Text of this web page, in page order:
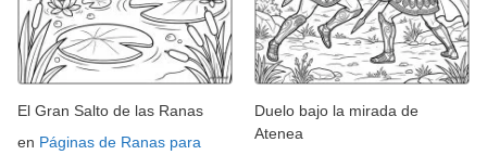
El Gran Salto de las Ranas
en Páginas de Ranas para
Duelo bajo la mirada de
Atenea